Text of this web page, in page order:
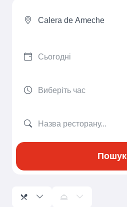
Calera de Ameche
Пошук